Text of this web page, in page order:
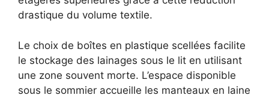
drastique du volume textile.
Le choix de boîtes en plastique scellées facilite
le stockage des lainages sous le lit en utilisant
une zone souvent morte. L’espace disponible
sous le sommier accueille les manteaux en laine